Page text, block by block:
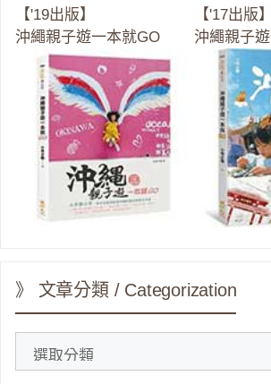
【'19出版】
沖繩親子遊一本就GO
【'17出版】
沖繩親子
》 文章分類 / Categorization